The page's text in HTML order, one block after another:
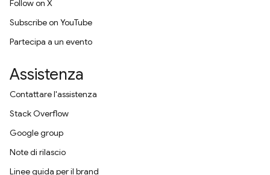
Follow on X
Subscribe on YouTube
Partecipa a un evento
Assistenza
Contattare l'assistenza
Stack Overflow
Google group
Note di rilascio
Linee guida per il brand